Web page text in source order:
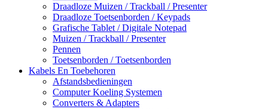
Draadloze Muizen / Trackball / Presenter
Draadloze Toetsenborden / Keypads
Grafische Tablet / Digitale Notepad
Muizen / Trackball / Presenter
Pennen
Toetsenborden / Toetsenborden
Kabels En Toebehoren
Afstandsbedieningen
Computer Koeling Systemen
Converters & Adapters